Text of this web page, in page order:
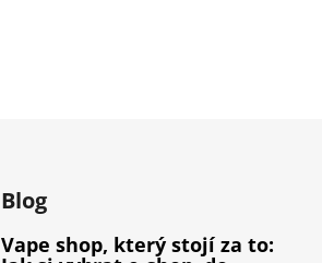
Blog
Vape shop, který stojí za to: